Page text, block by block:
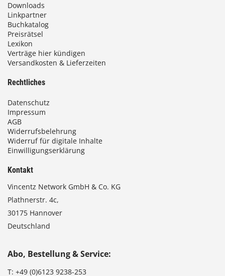
Downloads
Linkpartner
Buchkatalog
Preisrätsel
Lexikon
Verträge hier kündigen
Versandkosten & Lieferzeiten
Rechtliches
Datenschutz
Impressum
AGB
Widerrufsbelehrung
Widerruf für digitale Inhalte
Einwilligungserklärung
Kontakt
Vincentz Network GmbH & Co. KG
Plathnerstr. 4c,
30175 Hannover
Deutschland
Abo, Bestellung & Service:
T: +49 (0)6123 9238-253